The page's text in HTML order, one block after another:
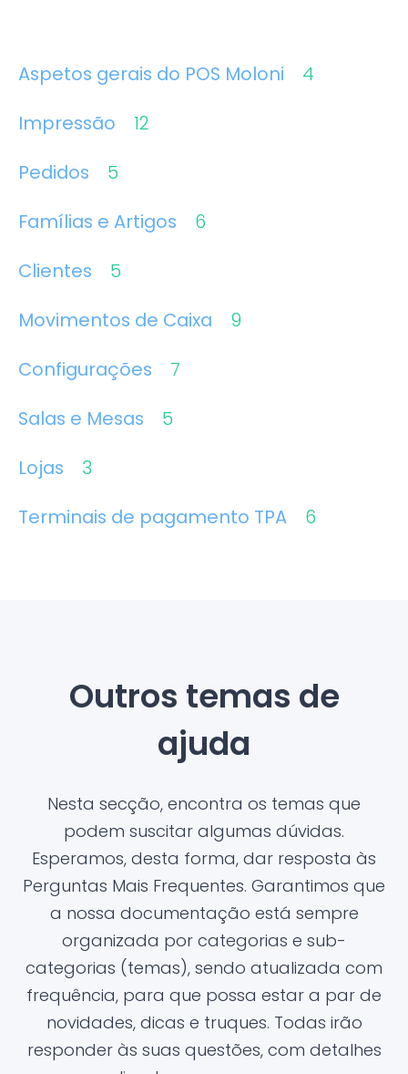
Aspetos gerais do POS Moloni
4
Impressão
12
Pedidos
5
Famílias e Artigos
6
Clientes
5
Movimentos de Caixa
9
Configurações
7
Salas e Mesas
5
Lojas
3
Terminais de pagamento TPA
6
Outros temas de
ajuda
Nesta secção, encontra os temas que
podem suscitar algumas dúvidas.
Esperamos, desta forma, dar resposta às
Perguntas Mais Frequentes. Garantimos que
a nossa documentação está sempre
organizada por categorias e sub-
categorias (temas), sendo atualizada com
frequência, para que possa estar a par de
novidades, dicas e truques. Todas irão
responder às suas questões, com detalhes